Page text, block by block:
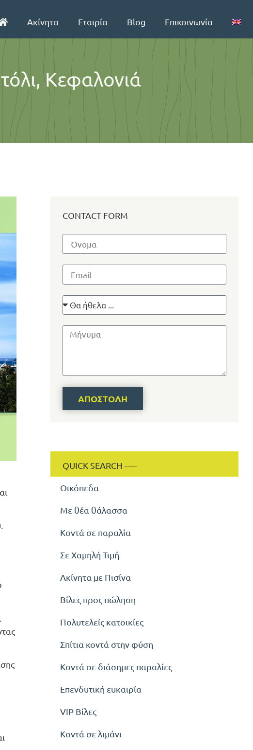
Ακίνητα Εταιρία Blog Επικοινωνία
Κεφαλονιά
ΑΠΟΣΤΟΛΉ
Οικόπεδα
Με θέα θάλασσα
Κοντά σε παραλία
Σε Χαμηλή Τιμή
Ακίνητα με Πισίνα
Βίλες προς πώληση
Πολυτελείς κατοικίες
Σπίτια κοντά στην φύση
Κοντά σε διάσημες παραλίες
Επενδυτική ευκαιρία
VIP Βίλες
Κοντά σε λιμάνι